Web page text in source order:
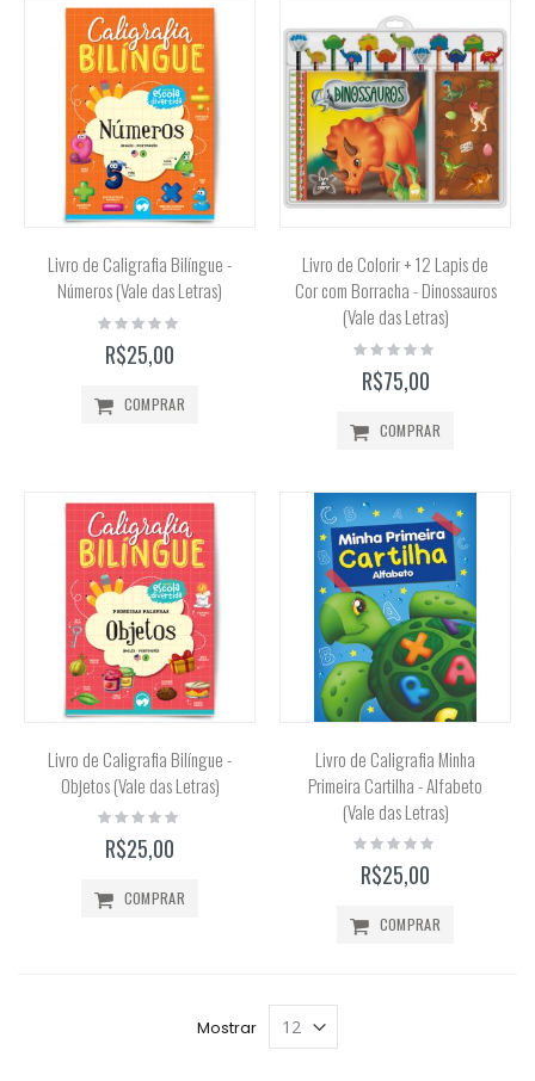
Livro de Caligrafia Bilíngue -
Números (Vale das Letras)
Rating:
0%
R$25,00
COMPRAR
Livro de Colorir + 12 Lapis de
Cor com Borracha - Dinossauros
(Vale das Letras)
Rating:
0%
R$75,00
COMPRAR
Livro de Caligrafia Bilíngue -
Objetos (Vale das Letras)
Rating:
0%
R$25,00
COMPRAR
Livro de Caligrafia Minha
Primeira Cartilha - Alfabeto
(Vale das Letras)
Rating:
0%
R$25,00
COMPRAR
Mostrar